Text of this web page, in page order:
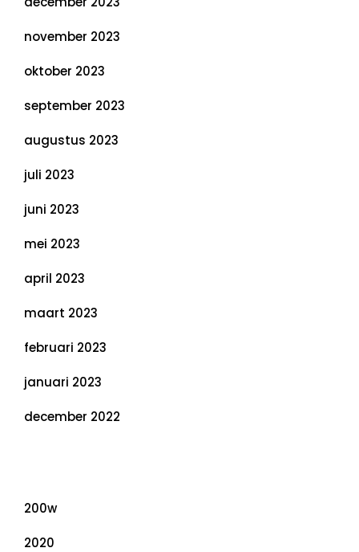
november 2023
oktober 2023
september 2023
augustus 2023
juli 2023
juni 2023
mei 2023
april 2023
maart 2023
februari 2023
januari 2023
december 2022
200w
2020